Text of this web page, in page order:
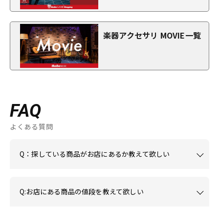
楽器アクセサリ MOVIE一覧
FAQ
よくある質問
Q：探している商品がお店にあるか教えて欲しい
Q:お店にある商品の値段を教えて欲しい